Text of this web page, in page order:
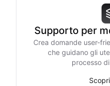
Supporto per
Crea domande user-
che guidano gli
processo